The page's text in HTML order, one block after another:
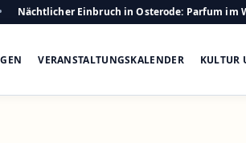
Nächtlicher Einbruch in Osterode: Parfum im
VERANSTALTUNGSKALENDER KULTUR